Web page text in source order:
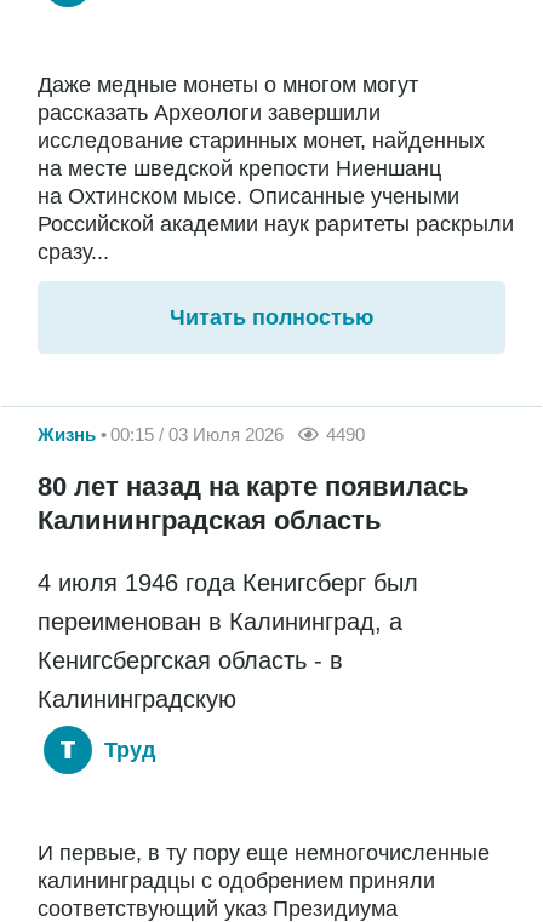
Даже медные монеты о многом могут
рассказать Археологи завершили
исследование старинных монет, найденных
на месте шведской крепости Ниеншанц
на Охтинском мысе. Описанные учеными
Российской академии наук раритеты раскрыли
сразу...
Читать полностью
Жизнь 00:15 / 03 Июля 2026 4490
80 лет назад на карте появилась
Калининградская область
4 июля 1946 года Кенигсберг был
переименован в Калининград, а
Кенигсбергская область - в
Калининградскую
Труд
И первые, в ту пору еще немногочисленные
калининградцы с одобрением приняли
соответствующий указ Президиума